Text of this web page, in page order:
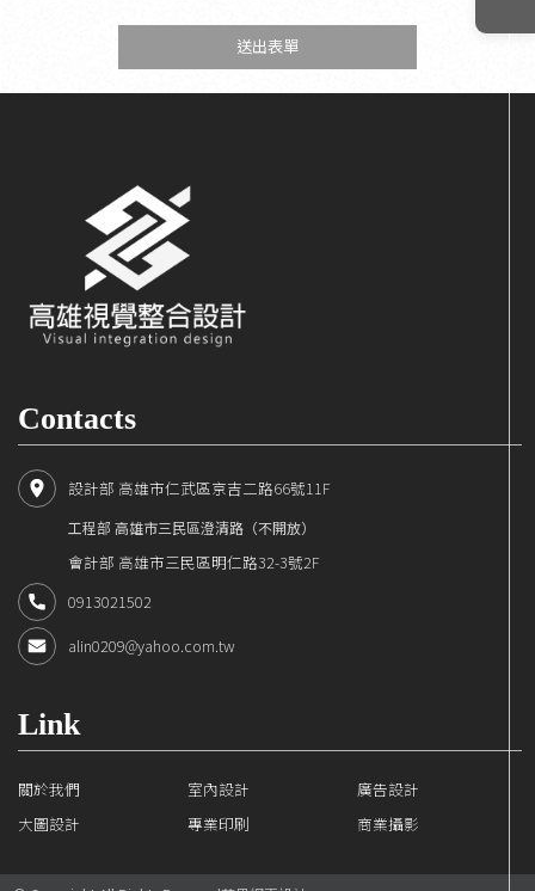
Contacts
設計部 高雄市仁武區京吉二路66號11F
工程部 高雄市三民區澄清路（不開放）
會計部 高雄市三民區明仁路32-3號2F
0913021502
alin0209@yahoo.com.tw
Link
關於我們 室內設計
廣告設計
大圖設計
專業印刷 商業攝影